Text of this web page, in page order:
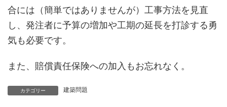
合には（簡単ではありませんが）工事方法を見直
し、発注者に予算の増加や工期の延長を打診する勇
気も必要です。
また、賠償責任保険への加入もお忘れなく。
カテゴリー 建築問題